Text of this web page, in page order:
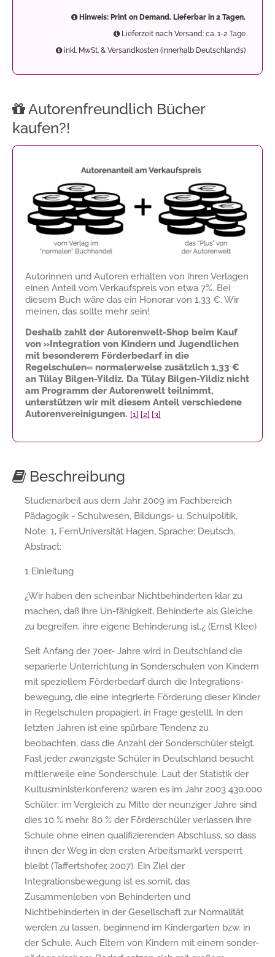
Hinweis: Print on Demand. Lieferbar in 2 Tagen.
Lieferzeit nach Versand: ca. 1-2 Tage
inkl. MwSt. & Versandkosten (innerhalb Deutschlands)
Autorenfreundlich Bücher
kaufen?!
Autorinnen und Autoren erhalten von ihren Verlagen
einen Anteil vom Verkaufspreis von etwa 7%. Bei
diesem Buch wäre das ein Honorar von 1,33 €. Wir
meinen, das sollte mehr sein!
Deshalb zahlt der Autorenwelt-Shop beim Kauf
von »Integration von Kindern und Jugendlichen
mit besonderem Förderbedarf in die
Regelschulen« normalerweise zusätzlich 1,33 €
an Tülay Bilgen-Yildiz. Da Tülay Bilgen-Yildiz nicht
am Programm der Autorenwelt teilnimmt,
unterstützen wir mit diesem Anteil verschiedene
Autorenvereinigungen. [1] [2] [3]
Beschreibung
Studienarbeit aus dem Jahr 2009 im Fachbereich
Pädagogik - Schulwesen, Bildungs- u. Schulpolitik,
Note: 1, FernUniversität Hagen, Sprache: Deutsch,
Abstract:
1 Einleitung
¿Wir haben den scheinbar Nichtbehinderten klar zu
machen, daß ihre Un-fähigkeit, Behinderte als Gleiche
zu begreifen, ihre eigene Behinderung ist.¿ (Ernst Klee)
Seit Anfang der 70er- Jahre wird in Deutschland die
separierte Unterrichtung in Sonderschulen von Kindern
mit speziellem Förderbedarf durch die Integrations-
bewegung, die eine integrierte Förderung dieser Kinder
in Regelschulen propagiert, in Frage gestellt. In den
letzten Jahren ist eine spürbare Tendenz zu
beobachten, dass die Anzahl der Sonderschüler steigt.
Fast jeder zwanzigste Schüler in Deutschland besucht
mittlerweile eine Sonderschule. Laut der Statistik der
Kultusministerkonferenz waren es im Jahr 2003 430.000
Schüler; im Vergleich zu Mitte der neunziger Jahre sind
dies 10 % mehr. 80 % der Förderschüler verlassen ihre
Schule ohne einen qualifizierenden Abschluss, so dass
ihnen der Weg in den ersten Arbeitsmarkt versperrt
bleibt (Taffertshofer, 2007). Ein Ziel der
Integrationsbewegung ist es somit, das
Zusammenleben von Behinderten und
Nichtbehinderten in der Gesellschaft zur Normalität
werden zu lassen, beginnend im Kindergarten bzw. in
der Schule. Auch Eltern von Kindern mit einem sonder-